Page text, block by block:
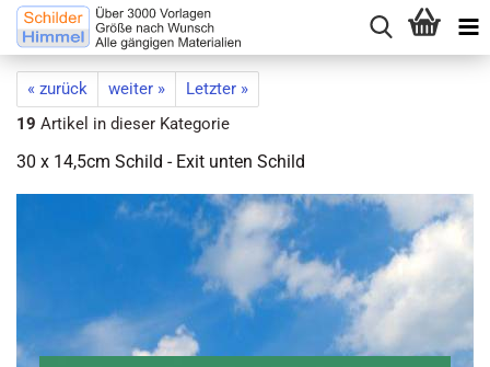
« zurück weiter »
Letzter »
19 Artikel in dieser Kategorie
30 x 14,5cm Schild - Exit unten Schild